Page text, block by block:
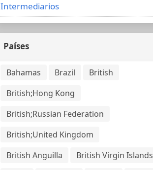
Intermediarios
Países
Bahamas Brazil
British
British;Hong Kong
British;Russian Federation
British;United Kingdom
British Anguilla
British Virgin Islands